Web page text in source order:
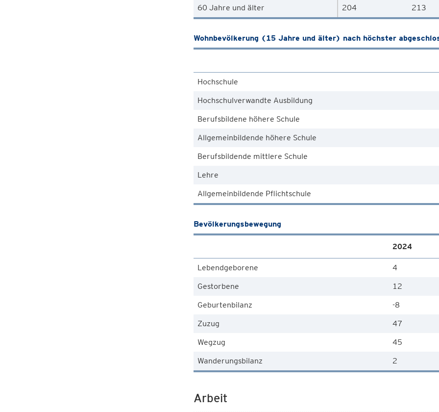
60 Jahre und älter
204 213
Wohnbevölkerung (15 Jahre und älter) nach höchster
Hochschule
Hochschulverwandte Ausbildung
Berufsbildene höhere Schule
Allgemeinbildende höhere Schule
Berufsbildende mittlere Schule
Lehre
Allgemeinbildende Pflichtschule
Bevölkerungsbewegung
2024
Lebendgeborene
4
Gestorbene
12
Geburtenbilanz
-8
Zuzug
47
Wegzug
45
Wanderungsbilanz
2
Arbeit